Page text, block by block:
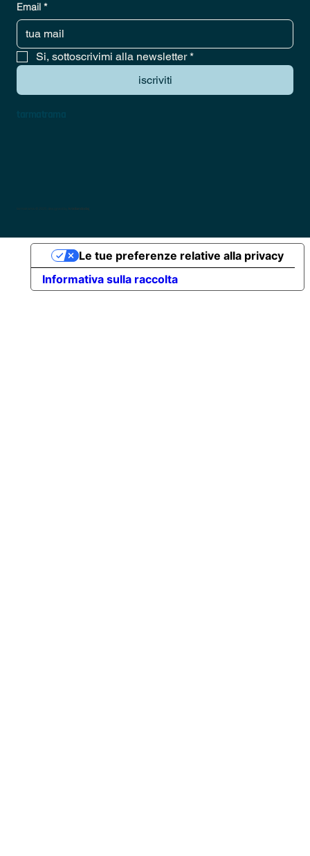
Email *
Si, sottoscrivimi alla newsletter *
iscriviti
kristiandodaj
Informativa sulla raccolta
Le tue preferenze relative alla privacy